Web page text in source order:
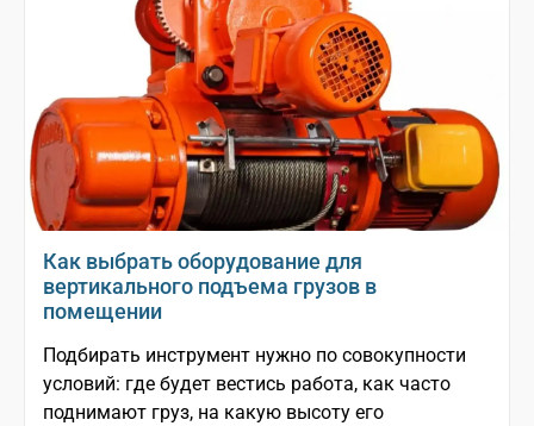
Как выбрать оборудование для
вертикального подъема грузов в
помещении
Подбирать инструмент нужно по совокупности
условий: где будет вестись работа, как часто
поднимают груз, на какую высоту его